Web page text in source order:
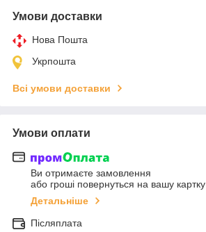
Умови доставки
Нова Пошта
Укрпошта
Всі умови доставки
Умови оплати
Ви отримаєте замовлення
або гроші повернуться на вашу картку
Детальніше
Післяплата